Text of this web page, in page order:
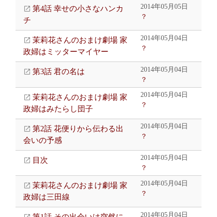
第4話 幸せの小さなハンカ
チ
2014年05月05日
？
茉莉花さんのおまけ劇場 家
政婦はミッターマイヤー
2014年05月04日
？
第3話 君の名は
2014年05月04日
？
茉莉花さんのおまけ劇場 家
政婦はみたらし団子
2014年05月04日
？
第2話 花便りから伝わる出
会いの予感
2014年05月04日
？
目次
2014年05月04日
？
茉莉花さんのおまけ劇場 家
政婦は三田線
2014年05月04日
？
2014年05月04日